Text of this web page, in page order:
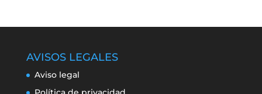
AVISOS LEGALES
Aviso legal